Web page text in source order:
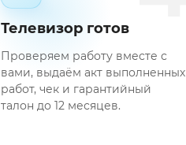
Телевизор готов
Проверяем работу вместе с
вами, выдаём акт выполненных
работ, чек и гарантийный
талон до 12 месяцев.